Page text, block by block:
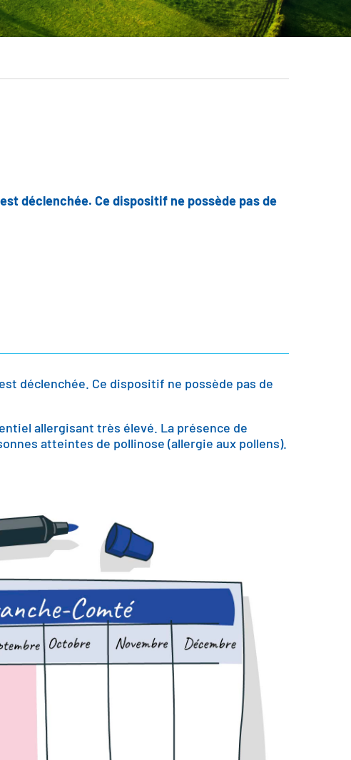
déclenchée. Ce dispositif ne possède pas de
déclenchée. Ce dispositif ne possède pas de
allergisant très élevé. La présence de
atteintes de pollinose (allergie aux pollens).